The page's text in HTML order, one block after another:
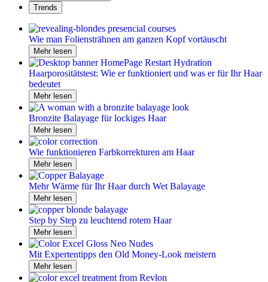
Trends
Wie man Foliensträhnen am ganzen Kopf vortäuscht
Mehr lesen
Haarporositätstest: Wie er funktioniert und was er für Ihr Haar
bedeutet
Mehr lesen
Bronzite Balayage für lockiges Haar
Mehr lesen
Wie funktionieren Farbkorrekturen am Haar
Mehr lesen
Mehr Wärme für Ihr Haar durch Wet Balayage
Mehr lesen
Step by Step zu leuchtend rotem Haar
Mehr lesen
Mit Expertentipps den Old Money-Look meistern
Mehr lesen